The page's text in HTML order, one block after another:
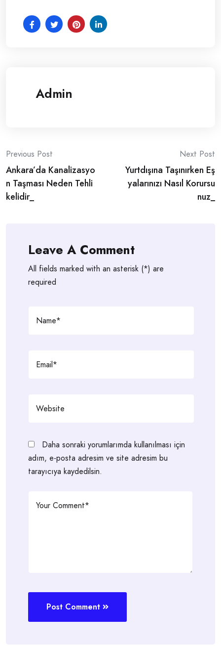
Admin
Post
navigation
Previous Post
Ankara’da Kanalizasyo
n Taşması Neden Tehli
kelidir_
Next Post
Yurtdışına Taşınırken Eş
yalarınızı Nasıl Korursu
nuz_
Leave A Comment
All fields marked with an asterisk (*) are
required
Daha sonraki yorumlarımda kullanılması için
adım, e-posta adresim ve site adresim bu
tarayıcıya kaydedilsin.
Post Comment